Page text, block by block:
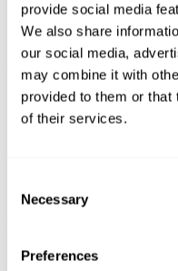
provide social media
We also share
our social media,
may combine it with
provided to them or that
of their services.
Selection
Necessary
Preferences
ComLine vertreibt
Mackie-Produkte
LOUD Audio und ComLine